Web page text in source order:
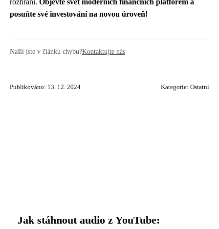
rozhraní. Objevte svět moderních finančních platforem a
posuňte své investování na novou úroveň!
Našli jste v článku chybu?Kontaktujte nás
Publikováno: 13. 12. 2024 Kategorie: Ostatní
Jak stáhnout audio z YouTube: